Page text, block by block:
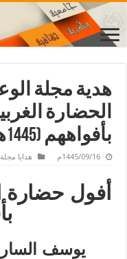
هدية مجلة
الحضارة
بأفواههم (1445هـ – 2024م)
1445/09/16م هدايا
أفول
يوسف